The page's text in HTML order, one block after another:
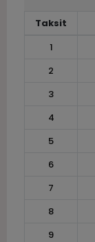
Taksit
1
2
3
4
5
6
7
8
9